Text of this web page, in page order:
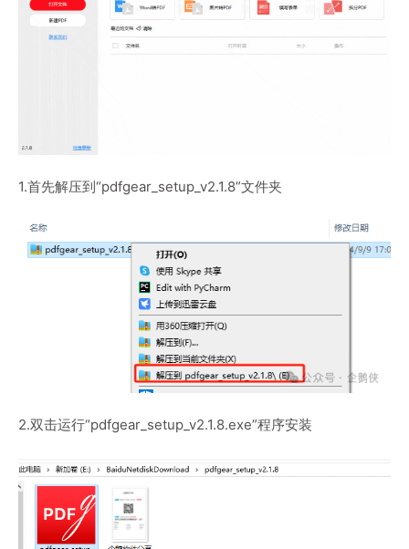
1.首先解压到“pdfgear_setup_v2.1.8”文件夹
2.双击运行“pdfgear_setup_v2.1.8.exe”程序安装